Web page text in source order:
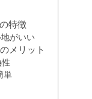
特徴
がいい
メリット
単